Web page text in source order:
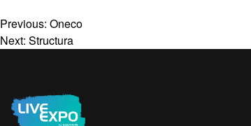
Previous: Oneco
Next: Structura